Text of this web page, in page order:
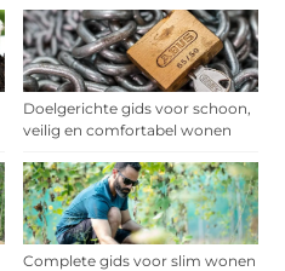
Doelgerichte gids voor schoon,
veilig en comfortabel wonen
Complete gids voor slim wonen